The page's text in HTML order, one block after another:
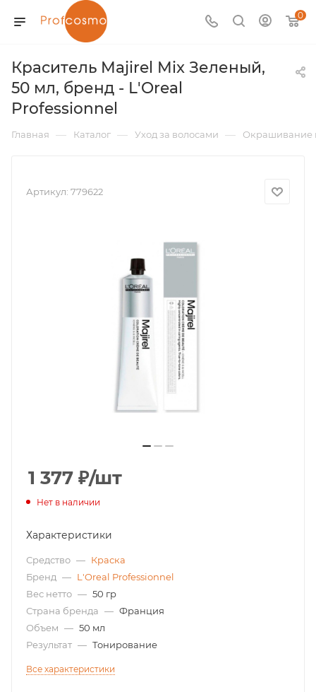
0
Краситель Majirel Mix Зеленый,
50 мл, бренд - L'Oreal
Professionnel
Главная — Каталог — Уход за волосами — Окрашивание
Артикул: 779622
1 377 ₽/шт
Нет в наличии
Характеристики
Средство — Краска
Бренд — L'Oreal Professionnel
Вес нетто — 50 гр
Страна бренда — Франция
Объем — 50 мл
Результат — Тонирование
Все характеристики